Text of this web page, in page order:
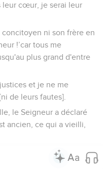
leur cœur, je serai leur
ni son frère en
!’car tous me
plus grand d'entre
et je ne me
de leurs fautes].
le Seigneur a déclaré
ancien, ce qui a vieilli,